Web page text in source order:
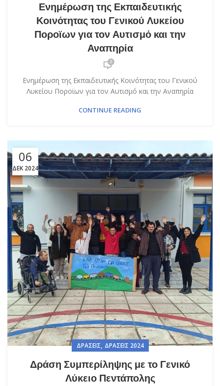
Ενημέρωση της Εκπαιδευτικής
Κοινότητας του Γενικού Λυκείου
Ποροϊων για τον Αυτισμό και την
Αναπηρία
0
Ενημέρωση της Εκπαιδευτικής Κοινότητας του Γενικού
Λυκείου Ποροϊων για τον Αυτισμό και την Αναπηρία
CONTINUE READING
06
ΔΕΚ 2024
ΔΡΆΣΕΙΣ, ΔΡΆΣΕΙΣ 2024
Δράση Συμπερίληψης με το Γενικό
Λύκειο Πεντάπολης